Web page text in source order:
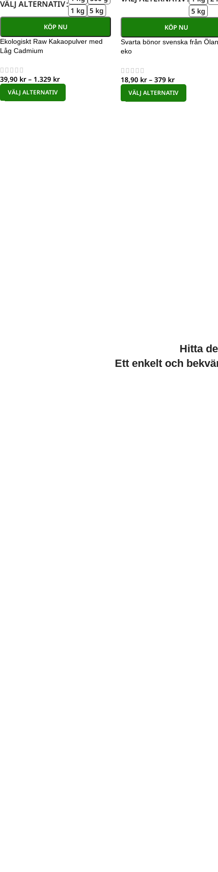
VÄLJ ALTERNATIV
1 kg 5 kg
KÖP NU
Ekologiskt Raw Kakaopulver med
Låg Cadmium
39,90 kr – 1.329 kr
VÄLJ ALTERNATIV
5 kg
KÖP NU
Svarta bönor svenska från
eko
18,90 kr – 379 kr
VÄLJ ALTERNATIV
Hitta
Ett enkelt och